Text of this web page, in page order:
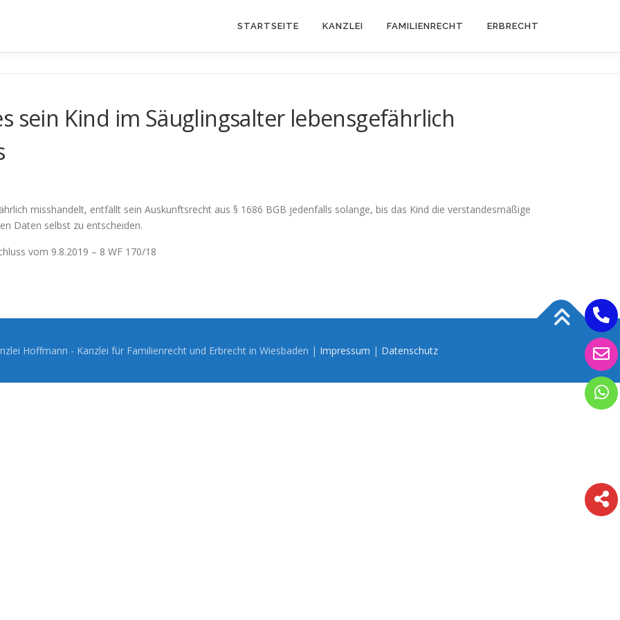
STARTSEITE KANZLEI FAMILIENRECHT ERBRECHT
sein Kind im Säuglingsalter lebensgefährlich
misshandelt, entfällt sein Auskunftsrecht aus § 1686 BGB jedenfalls solange, bis das Kind die verstandesmäßige
Daten selbst zu entscheiden.
vom 9.8.2019 – 8 WF 170/18
Hoffmann - Kanzlei für Familienrecht und Erbrecht in Wiesbaden | Impressum | Datenschutz